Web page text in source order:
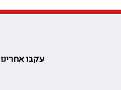
עקבו אחרינו